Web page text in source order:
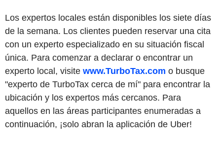
Los expertos locales están disponibles los siete días
de la semana. Los clientes pueden reservar una cita
con un experto especializado en su situación fiscal
única. Para comenzar a declarar o encontrar un
experto local, visite www.TurboTax.com o busque
"experto de TurboTax cerca de mí" para encontrar la
ubicación y los expertos más cercanos. Para
aquellos en las áreas participantes enumeradas a
continuación, ¡solo abran la aplicación de Uber!